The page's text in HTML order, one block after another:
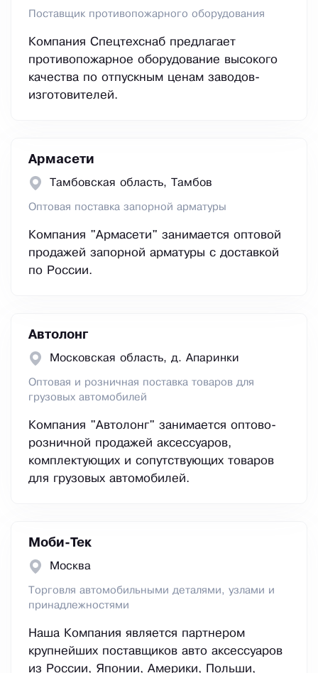
Поставщик противопожарного оборудования
Компания Спецтехснаб предлагает
противопожарное оборудование высокого
качества по отпускным ценам заводов-
изготовителей.
Армасети
Тамбовская область, Тамбов
Оптовая поставка запорной арматуры
Компания "Армасети" занимается оптовой
продажей запорной арматуры с доставкой
по России.
Автолонг
Московская область, д. Апаринки
Оптовая и розничная поставка товаров для
грузовых автомобилей
Компания "Автолонг" занимается оптово-
розничной продажей аксессуаров,
комплектующих и сопутствующих товаров
для грузовых автомобилей.
Моби-Тек
Москва
Торговля автомобильными деталями, узлами и
принадлежностями
Наша Компания является партнером
крупнейших поставщиков авто аксессуаров
из России, Японии, Америки, Польши,